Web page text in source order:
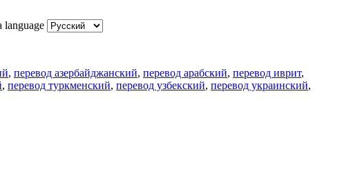
language
, перевод азербайджанский, перевод арабский, перевод иврит,
, перевод туркменский, перевод узбекский, перевод украинский,